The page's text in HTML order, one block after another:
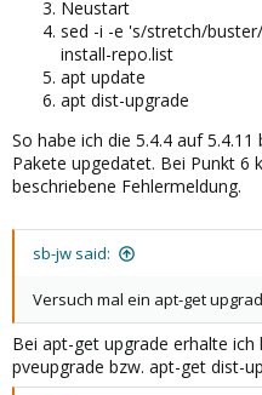
Neustart
sed -i -e 's/stretch/
install-repo.list
apt update
apt dist-upgrade
So habe ich die 5.4.4 auf
Pakete upgedatet. Bei Punkt 6
beschriebene Fehlermeldung.
sb-jw said:
Versuch mal ein apt-get
Bei apt-get upgrade erhalte ich
pveupgrade bzw. apt-get dist-